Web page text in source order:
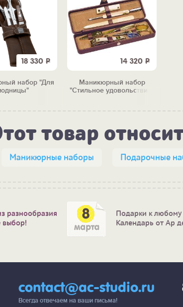
18 330 Р
набор "Для
14 320 Р
Маникюрный набор
"Стильное удовольствие"
товар
Маникюрные наборы Подарочные
разнообразия
выбор!
Подарки к любому
Календарь от Ар
contact@ac-studio.ru
Всегда отвечаем на ваши письма!